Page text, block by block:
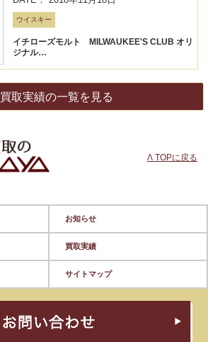
ウイスキー
イチローズモルト MILWAUKEE'S CLUB オリ
ジナル…
買取実績の一覧を見る
Λ TOPに戻る
お知らせ
買取実績
サイトマップ